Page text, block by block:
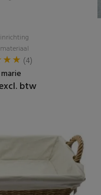
(4)
btw